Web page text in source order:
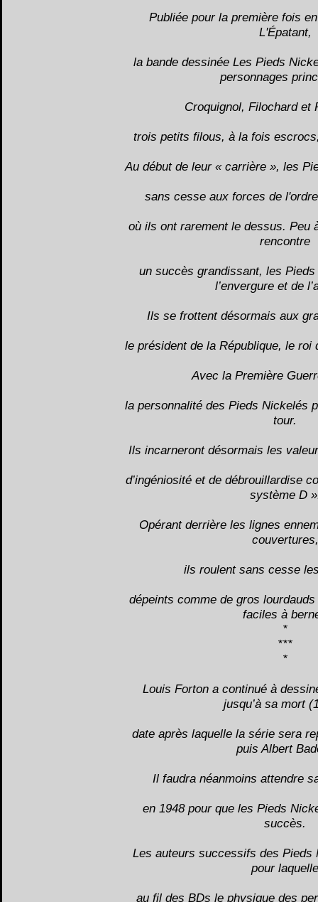
Publiée pour la première fois
L'Épatant,
la bande dessinée Les Pieds
personnages
Croquignol, Filochard et
trois petits filous, à la fois
Au début de leur « carrière », les
sans cesse aux forces de
où ils ont rarement le dessus. Peu
rencontre
un succès grandissant, les
l’envergure et de
Ils se frottent désormais aux
le président de la République, le roi
Avec la Première
la personnalité des Pieds Nickelés
tour.
Ils incarneront désormais les
d’ingéniosité et de débrouillardise
système D
Opérant derrière les lignes
couvertures,
ils roulent sans cesse
dépeints comme de gros
faciles à
*
***
*
Louis Forton a continué à
jusqu’à sa mort
date après laquelle la série sera
puis Albert
Il faudra néanmoins attendre
en 1948 pour que les Pieds
succès.
Les auteurs successifs des Pieds
pour laquelle
au fil des BDs le physique des